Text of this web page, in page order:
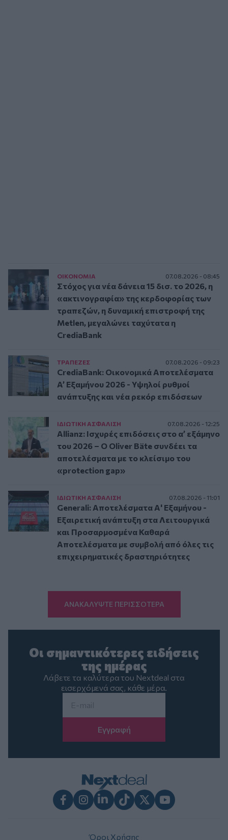
ΟΙΚΟΝΟΜΙΑ 07.08.2026 - 08:45
Στόχος για νέα δάνεια 15 δισ. το 2026, η
«ακτινογραφία» της κερδοφορίας των
τραπεζών, η δυναμική επιστροφή της
Metlen, μεγαλώνει ταχύτατα η
CrediaBank
ΤΡAΠΕΖΕΣ 07.08.2026 - 09:23
CrediaBank: Οικονομικά Αποτελέσματα
A’ Εξαμήνου 2026 - Υψηλοί ρυθμοί
ανάπτυξης και νέα ρεκόρ επιδόσεων
ΙΔΙΩΤΙΚΗ ΑΣΦAΛΙΣΗ 07.08.2026 - 12:25
Allianz: Ισχυρές επιδόσεις στο α’ εξάμηνο
του 2026 – Ο Oliver Bäte συνδέει τα
αποτελέσματα με το κλείσιμο του
«protection gap»
ΙΔΙΩΤΙΚΗ ΑΣΦAΛΙΣΗ 07.08.2026 - 11:01
Generali: Αποτελέσματα Α' Εξαμήνου -
Εξαιρετική ανάπτυξη στα Λειτουργικά
και Προσαρμοσμένα Καθαρά
Αποτελέσματα με συμβολή από όλες τις
επιχειρηματικές δραστηριότητες
ΑΝΑΚΑΛΥΨΤΕ ΠΕΡΙΣΣΟΤΕΡΑ
Οι σημαντικότερες ειδήσεις
της ημέρας
Λάβετε τα καλύτερα του Nextdeal στα
εισερχόμενά σας, κάθε μέρα.
Όροι Χρήσης